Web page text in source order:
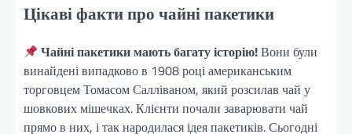
Цікаві факти про чайні пакетики
Чайні пакетики мають багату історію!Вони були
винайдені випадково в 1908 році американським
торговцем Томасом Салліваном, який розсилав чай у
шовкових мішечках. Клієнти почали заварювати чай
прямо в них, і так народилася ідея пакетиків. Сьогодні